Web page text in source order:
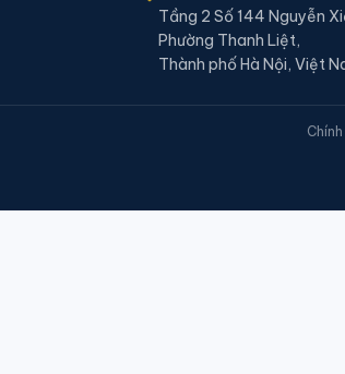
Tầng 2 Số 144 Nguyễn
Phường Thanh Liệt,
Thành phố Hà Nội, Việt